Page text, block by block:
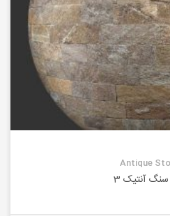
Antique
آنتیک 3